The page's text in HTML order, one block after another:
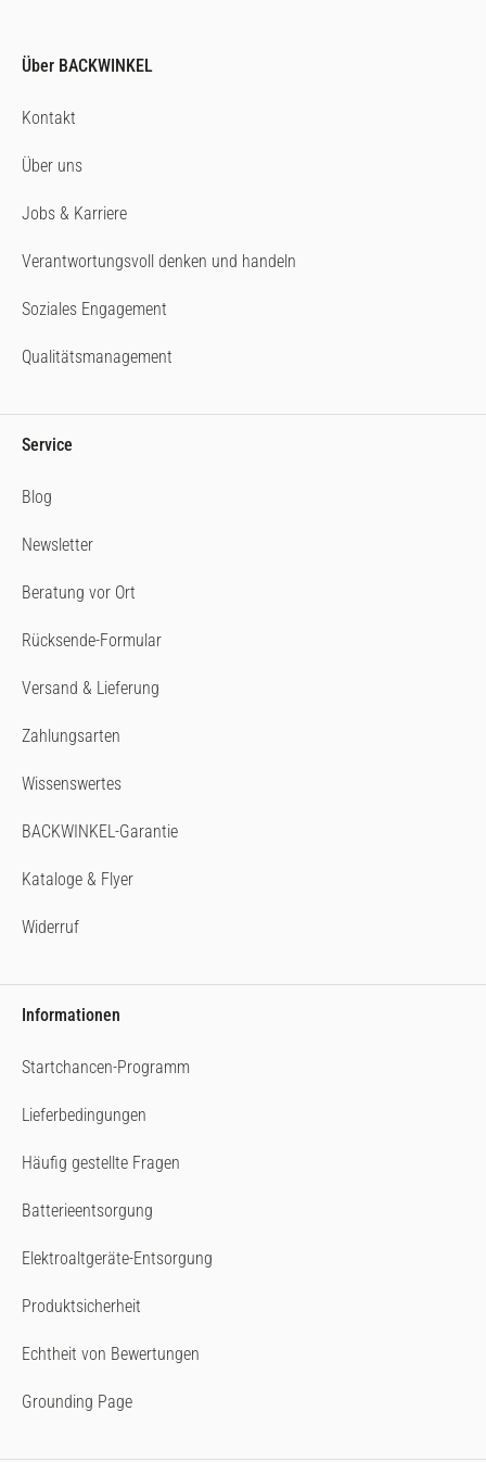
Über BACKWINKEL
Kontakt
Über uns
Jobs & Karriere
Verantwortungsvoll denken und handeln
Soziales Engagement
Qualitätsmanagement
Service
Blog
Newsletter
Beratung vor Ort
Rücksende-Formular
Versand & Lieferung
Zahlungsarten
Wissenswertes
BACKWINKEL-Garantie
Kataloge & Flyer
Widerruf
Informationen
Startchancen-Programm
Lieferbedingungen
Häufig gestellte Fragen
Batterieentsorgung
Elektroaltgeräte-Entsorgung
Produktsicherheit
Echtheit von Bewertungen
Grounding Page